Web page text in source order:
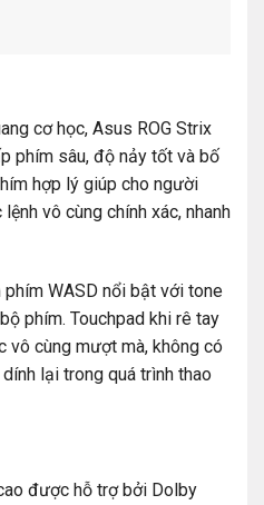
cơ học, Asus ROG Strix
phím sâu, độ nảy tốt và bố
hợp lý giúp cho người
vô cùng chính xác, nhanh
WASD nổi bật với tone
phím. Touchpad khi rê tay
vô cùng mượt mà, không có
lại trong quá trình thao
được hỗ trợ bởi Dolby